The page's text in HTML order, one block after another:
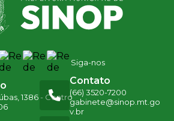
Siga-nos
1386 - Centro
Contato
(66) 3520-7200
gabinete@sinop.mt.go
v.br